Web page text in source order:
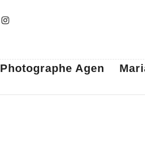
Photographe Agen